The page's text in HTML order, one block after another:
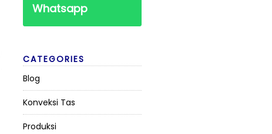
Whatsapp
CATEGORIES
Blog
Konveksi Tas
Produksi